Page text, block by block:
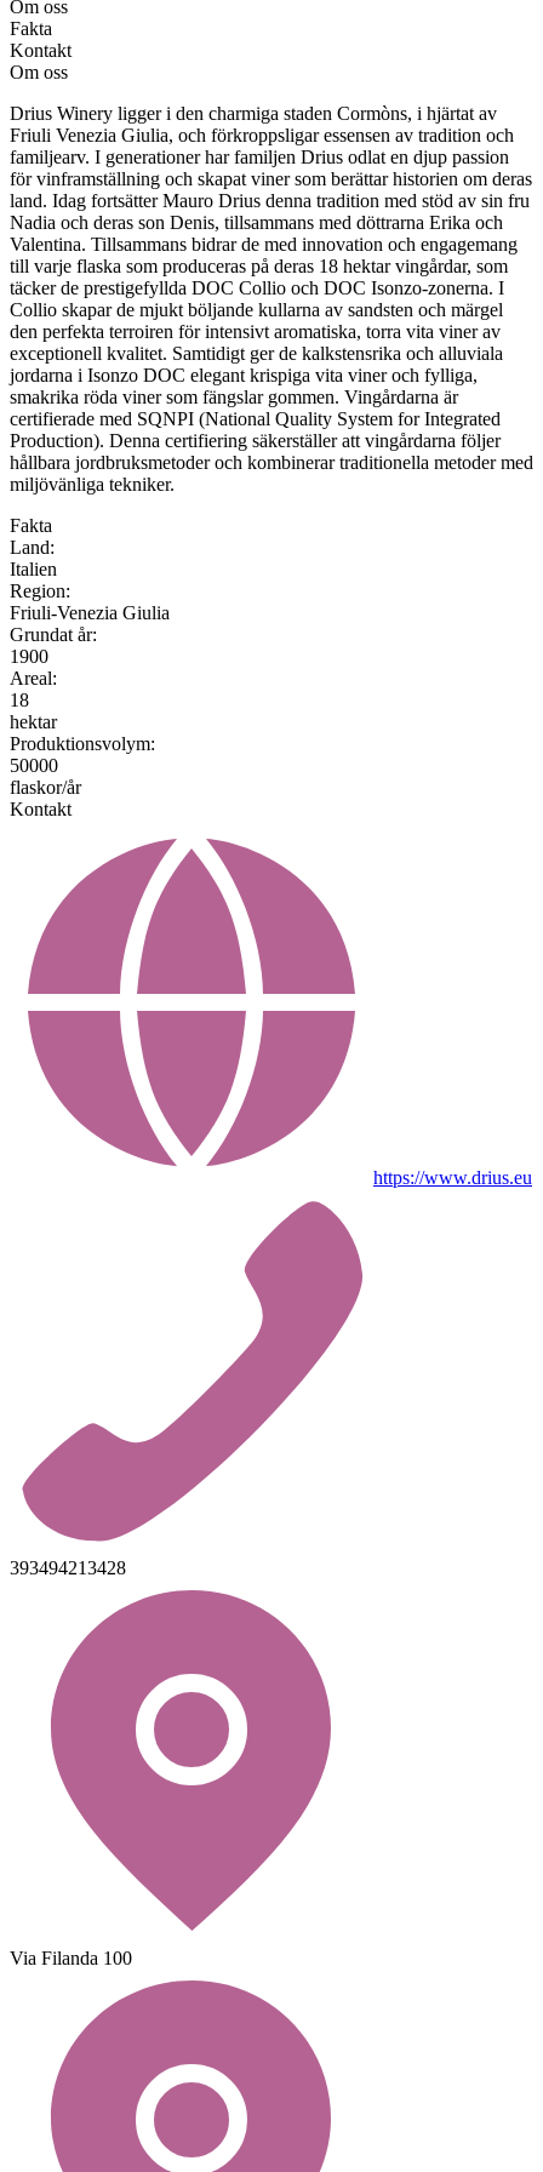
Om oss
Fakta
Kontakt
Om oss
Drius Winery ligger i den charmiga staden Cormòns, i hjärtat av
Friuli Venezia Giulia, och förkroppsligar essensen av tradition och
familjearv. I generationer har familjen Drius odlat en djup passion
för vinframställning och skapat viner som berättar historien om deras
land. Idag fortsätter Mauro Drius denna tradition med stöd av sin fru
Nadia och deras son Denis, tillsammans med döttrarna Erika och
Valentina. Tillsammans bidrar de med innovation och engagemang
till varje flaska som produceras på deras 18 hektar vingårdar, som
täcker de prestigefyllda DOC Collio och DOC Isonzo-zonerna. I
Collio skapar de mjukt böljande kullarna av sandsten och märgel
den perfekta terroiren för intensivt aromatiska, torra vita viner av
exceptionell kvalitet. Samtidigt ger de kalkstensrika och alluviala
jordarna i Isonzo DOC elegant krispiga vita viner och fylliga,
smakrika röda viner som fängslar gommen. Vingårdarna är
certifierade med SQNPI (National Quality System for Integrated
Production). Denna certifiering säkerställer att vingårdarna följer
hållbara jordbruksmetoder och kombinerar traditionella metoder med
miljövänliga tekniker.
Fakta
Land:
Italien
Region:
Friuli-Venezia Giulia
Grundat år:
1900
Areal:
18
hektar
Produktionsvolym:
50000
flaskor/år
Kontakt
https://www.drius.eu
393494213428
Via Filanda 100